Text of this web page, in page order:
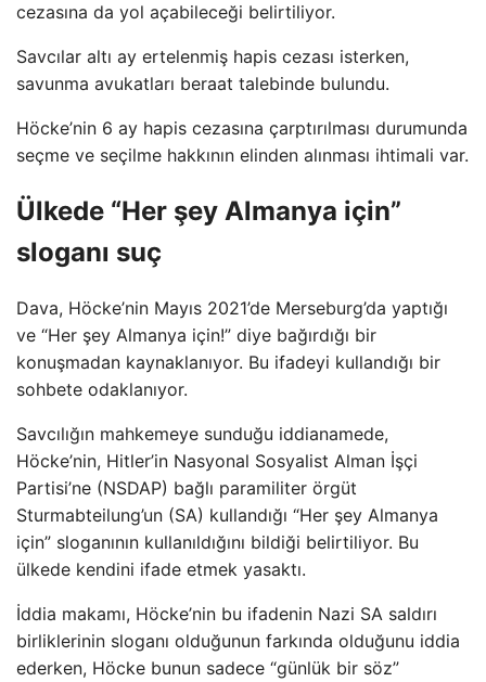
cezasına da yol açabileceği belirtiliyor.
Savcılar altı ay ertelenmiş hapis cezası isterken,
savunma avukatları beraat talebinde bulundu.
Höcke’nin 6 ay hapis cezasına çarptırılması durumunda
seçme ve seçilme hakkının elinden alınması ihtimali var.
Ülkede “Her şey Almanya için”
sloganı suç
Dava, Höcke’nin Mayıs 2021’de Merseburg’da yaptığı
ve “Her şey Almanya için!” diye bağırdığı bir
konuşmadan kaynaklanıyor. Bu ifadeyi kullandığı bir
sohbete odaklanıyor.
Savcılığın mahkemeye sunduğu iddianamede,
Höcke’nin, Hitler’in Nasyonal Sosyalist Alman İşçi
Partisi’ne (NSDAP) bağlı paramiliter örgüt
Sturmabteilung’un (SA) kullandığı “Her şey Almanya
için” sloganının kullanıldığını bildiği belirtiliyor. Bu
ülkede kendini ifade etmek yasaktı.
İddia makamı, Höcke’nin bu ifadenin Nazi SA saldırı
birliklerinin sloganı olduğunun farkında olduğunu iddia
ederken, Höcke bunun sadece “günlük bir söz”